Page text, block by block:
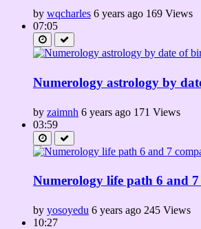
by wqcharles 6 years ago 169 Views
07:05
Numerology astrology by
by zaimnh 6 years ago 171 Views
03:59
Numerology life path 6 and
by yosoyedu 6 years ago 245 Views
10:27